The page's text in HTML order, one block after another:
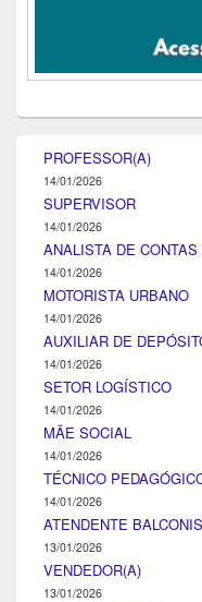
PROFESSOR(A)
14/01/2026
SUPERVISOR
14/01/2026
ANALISTA DE
14/01/2026
MOTORISTA URBANO
14/01/2026
AUXILIAR DE
14/01/2026
SETOR LOGÍSTICO
14/01/2026
MÃE SOCIAL
14/01/2026
TÉCNICO
14/01/2026
ATENDENTE
13/01/2026
VENDEDOR(A)
13/01/2026